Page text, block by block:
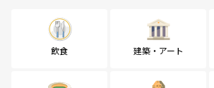
飲食 建築・アート